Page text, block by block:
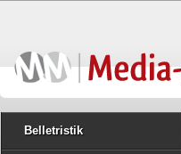
Belletristik